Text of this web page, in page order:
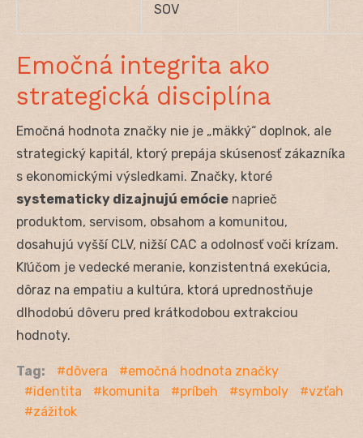
SOV
Emočná integrita ako
strategická disciplína
Emočná hodnota značky nie je „mäkký“ doplnok, ale
strategický kapitál, ktorý prepája skúsenosť zákazníka
s ekonomickými výsledkami. Značky, ktoré
systematicky dizajnujú emócie naprieč
produktom, servisom, obsahom a komunitou,
dosahujú vyšší CLV, nižší CAC a odolnosť voči krízam.
Kľúčom je vedecké meranie, konzistentná exekúcia,
dôraz na empatiu a kultúra, ktorá uprednostňuje
dlhodobú dôveru pred krátkodobou extrakciou
hodnoty.
Tag: dôvera
emočná hodnota značky
identita
komunita príbeh symboly
vzťah
zážitok